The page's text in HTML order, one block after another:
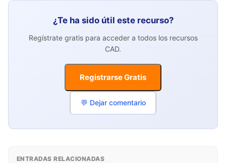
¿Te ha sido útil este recurso?
Regístrate gratis para acceder a todos los recursos
CAD.
Registrarse Gratis
💬 Dejar comentario
ENTRADAS RELACIONADAS